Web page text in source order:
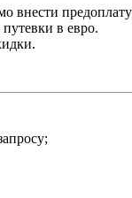
внести
в евро.